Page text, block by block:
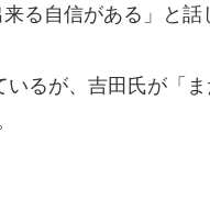
る自信がある」と話
るが、吉田氏が「